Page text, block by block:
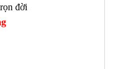
đời